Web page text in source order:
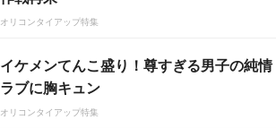
オリコンタイアップ特集
イケメンてんこ盛り！尊すぎる男子の純情
ラブに胸キュン
オリコンタイアップ特集